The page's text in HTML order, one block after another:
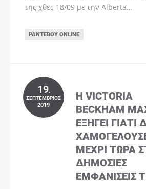
της χθες 18/09 με την Alberta…
ΡΑΝΤΕΒΟΎ ONLINE
19.
ΣΕΠΤΈΜΒΡΙΟΣ
2019
Η VICTORIA
BECKHAM
ΕΞΗΓΕΊ ΓΙΑΤΊ
ΜΈΧΡΙ ΤΏΡΑ
ΔΗΜΌΣΙΕΣ
ΕΜΦΑΝΊΣΕΙΣ